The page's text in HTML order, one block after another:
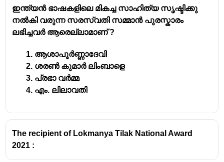
ഇന്ത്യൻ ഭാഷകളിലെ മികച്ച സാഹിത്യ സൃഷ്ടിക്കു
നൽകി വരുന്ന സരസ്വതി സമ്മാൻ പുരസ്കാരം
ലഭിച്ചവർ ആരെല്ലാമാണ് ?
ആശാപൂർണ്ണാദേവി
ശരൺ കുമാർ ലിംബാളെ
പ്രഭാ വർമ്മ
എം. ലിലാവതി
The recipient of Lokmanya Tilak National Award
2021 :